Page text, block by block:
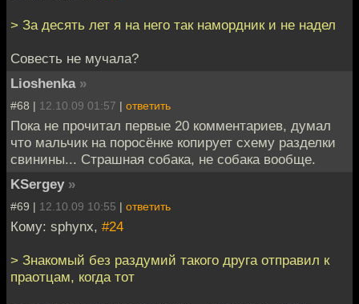
> За десять лет я на него так намордник и не надел
Совесть не мучала?
Lioshenka »
#68 | 12.10.09 01:57 | ответить
Пока не прочитал первые 20 комментариев, думал
что мальчик на поросёнке копирует схему разделки
свинины... Страшная собака, не собака вообще.
KSergey »
#69 | 12.10.09 10:55 | ответить
Кому: sphynx, #24
> Знакомый без раздумий такого друга отправил к
праотцам, когда тот